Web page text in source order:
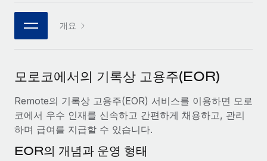
통합
핵심 비즈니스 도구로 프로세스를 간소화
전문가 상담
글로벌 인사 및 규정 준수 업무 처리에 전문가 지원 제공
신원 조사
플랫폼에 글로벌 HR을 유연하게 통합
Remote와의 파트너십 기회 탐색
Remote Build 곧 제공 예정
사례 연구
AI 분야의 선구자인 Weaviate가 Remote와 협력하여
이벤트
급여 및 인재 인사이트
지원받기
한국어
개요
모로코에서의 기록상 고용주(EOR)
Remote의 기록상 고용주(EOR) 서비스를 이용하면 모로
코에서 우수 인재를 신속하고 간편하게 채용하고, 관리
하며 급여를 지급할 수 있습니다.
EOR의 개념과 운영 형태